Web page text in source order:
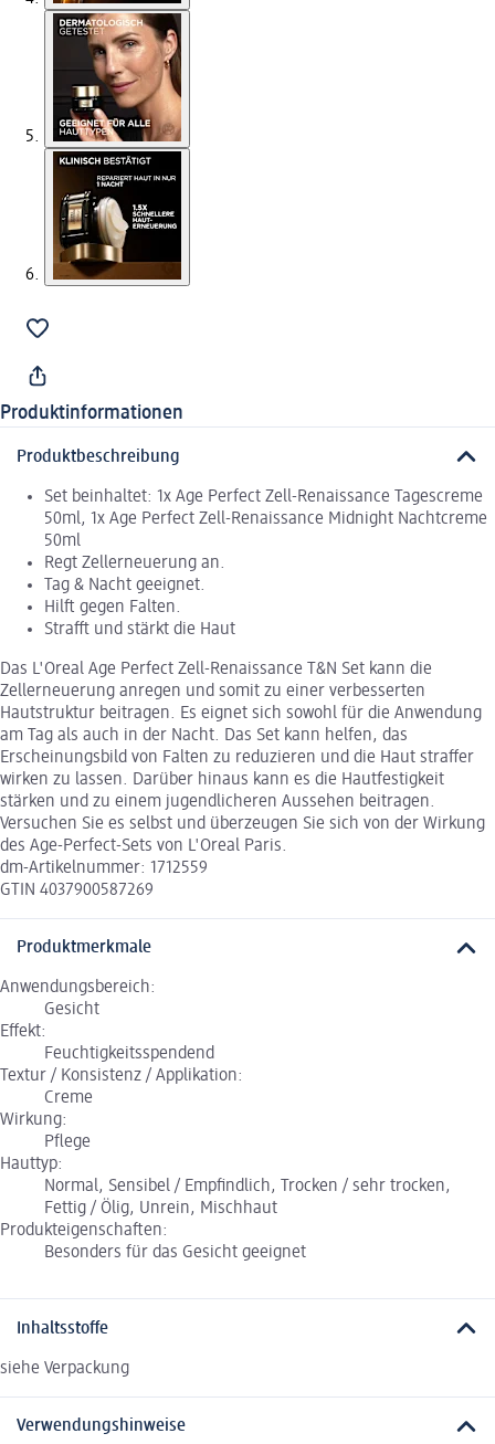
Produktinformationen
Produktbeschreibung
Set beinhaltet: 1x Age Perfect Zell-Renaissance Tagescreme
50ml, 1x Age Perfect Zell-Renaissance Midnight Nachtcreme
50ml
Regt Zellerneuerung an.
Tag & Nacht geeignet.
Hilft gegen Falten.
Strafft und stärkt die Haut
Das L'Oreal Age Perfect Zell-Renaissance T&N Set kann die
Zellerneuerung anregen und somit zu einer verbesserten
Hautstruktur beitragen. Es eignet sich sowohl für die Anwendung
am Tag als auch in der Nacht. Das Set kann helfen, das
Erscheinungsbild von Falten zu reduzieren und die Haut straffer
wirken zu lassen. Darüber hinaus kann es die Hautfestigkeit
stärken und zu einem jugendlicheren Aussehen beitragen.
Versuchen Sie es selbst und überzeugen Sie sich von der Wirkung
des Age-Perfect-Sets von L'Oreal Paris.
dm-Artikelnummer: 1712559
GTIN 4037900587269
Produktmerkmale
Anwendungsbereich:
Gesicht
Effekt:
Feuchtigkeitsspendend
Textur / Konsistenz / Applikation:
Creme
Wirkung:
Pflege
Hauttyp:
Normal, Sensibel / Empfindlich, Trocken / sehr trocken,
Fettig / Ölig, Unrein, Mischhaut
Produkteigenschaften:
Besonders für das Gesicht geeignet
Inhaltsstoffe
siehe Verpackung
Verwendungshinweise